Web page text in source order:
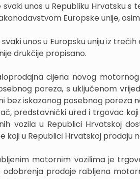
unos u Republiku Hrvatsku s
Europske unije,
unos u Europsku uniju iz
drukčije propisano.
cijena novog
poreza, s uključenom
bez iskazanog posebnog poreza
predstavnički ured i trgovac
vozila u Republici Hrvatskoj
koji u Republici Hrvatskoj prodaju
motornim vozilima je
prodaje rabljena